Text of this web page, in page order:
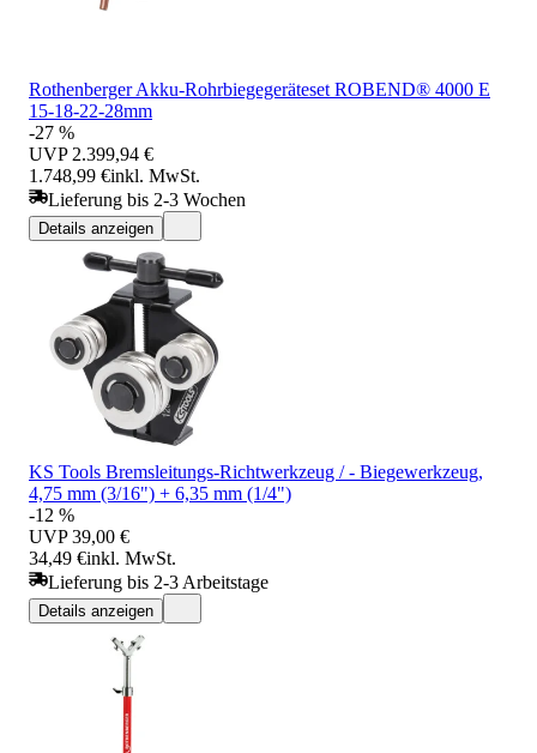
Rothenberger Akku-Rohrbiegegeräteset ROBEND® 4000 E
15-18-22-28mm
-27 %
UVP 2.399,94 €
1.748,99 €inkl. MwSt.
Lieferung bis 2-3 Wochen
Details anzeigen
KS Tools Bremsleitungs-Richtwerkzeug / - Biegewerkzeug,
4,75 mm (3/16") + 6,35 mm (1/4")
-12 %
UVP 39,00 €
34,49 €inkl. MwSt.
Lieferung bis 2-3 Arbeitstage
Details anzeigen